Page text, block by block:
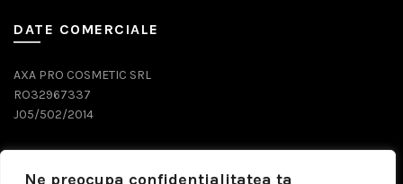
Ne preocupa confidentialitatea ta
DATE COMERCIALE
AXA PRO COSMETIC SRL
RO32967337
J05/502/2014